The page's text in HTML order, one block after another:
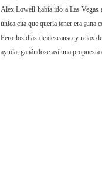
Alex Lowell había ido a Las Vegas
única cita que quería tener era ¡una
Pero los días de descanso y relax
ayuda, ganándose así una